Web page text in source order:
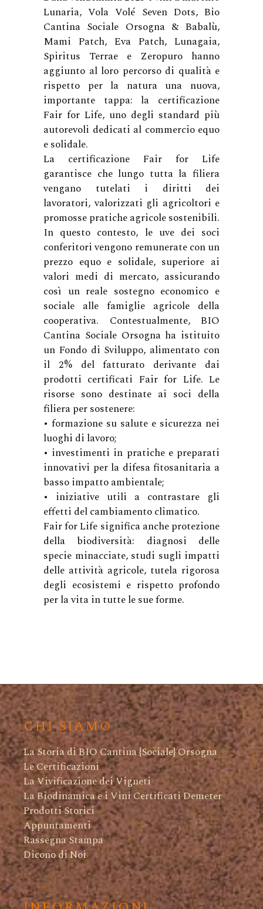
Lunaria, Vola Volé Seven Dots, Bio
Cantina Sociale Orsogna & Babalù,
Mami Patch, Eva Patch, Lunagaia,
Spiritus Terrae e Zeropuro hanno
aggiunto al loro percorso di qualità e
rispetto per la natura una nuova,
importante tappa: la certificazione
Fair for Life, uno degli standard più
autorevoli dedicati al commercio equo
e solidale.
La certificazione Fair for Life
garantisce che lungo tutta la filiera
vengano tutelati i diritti dei
lavoratori, valorizzati gli agricoltori e
promosse pratiche agricole sostenibili.
In questo contesto, le uve dei soci
conferitori vengono remunerate con un
prezzo equo e solidale, superiore ai
valori medi di mercato, assicurando
così un reale sostegno economico e
sociale alle famiglie agricole della
cooperativa. Contestualmente, BIO
Cantina Sociale Orsogna ha istituito
un Fondo di Sviluppo, alimentato con
il 2% del fatturato derivante dai
prodotti certificati Fair for Life. Le
risorse sono destinate ai soci della
filiera per sostenere:
• formazione su salute e sicurezza nei
luoghi di lavoro;
• investimenti in pratiche e preparati
innovativi per la difesa fitosanitaria a
basso impatto ambientale;
• iniziative utili a contrastare gli
effetti del cambiamento climatico.
Fair for Life significa anche protezione
della biodiversità: diagnosi delle
specie minacciate, studi sugli impatti
delle attività agricole, tutela rigorosa
degli ecosistemi e rispetto profondo
per la vita in tutte le sue forme.
CHI SIAMO
La Storia di BIO Cantina {Sociale} Orsogna
Le Certificazioni
La Vivificazione dei Vigneti
La Biodinamica e i Vini Certificati Demeter
Prodotti Storici
Appuntamenti
Rassegna Stampa
Dicono di Noi